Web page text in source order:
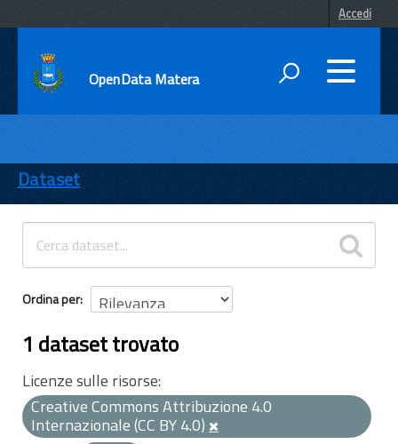
Accedi
OpenData Matera
ENTI
TEMI
INFORMAZIONI
Dataset
Ordina per
1 dataset trovato
Licenze sulle risorse:
Creative Commons Attribuzione 4.0
Internazionale (CC BY 4.0)